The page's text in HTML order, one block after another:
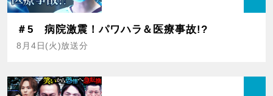
＃5 病院激震！パワハラ＆医療事故!?
8月4日(火)放送分